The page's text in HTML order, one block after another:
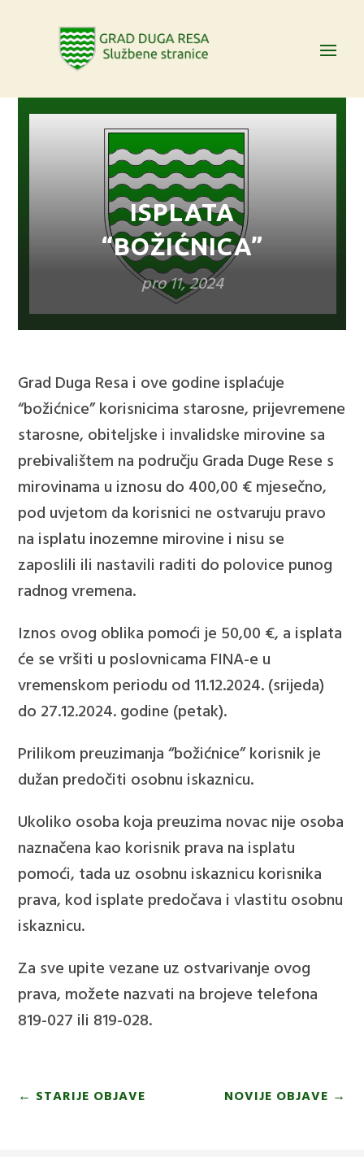
ISPLATA
“BOŽIĆNICA”
pro 11, 2024
Grad Duga Resa i ove godine isplaćuje
“božićnice” korisnicima starosne, prijevremene
starosne, obiteljske i invalidske mirovine sa
prebivalištem na području Grada Duge Rese s
mirovinama u iznosu do 400,00 € mjesečno,
pod uvjetom da korisnici ne ostvaruju pravo
na isplatu inozemne mirovine i nisu se
zaposlili ili nastavili raditi do polovice punog
radnog vremena.
Iznos ovog oblika pomoći je 50,00 €, a isplata
će se vršiti u poslovnicama FINA-e u
vremenskom periodu od 11.12.2024. (srijeda)
do 27.12.2024. godine (petak).
Prilikom preuzimanja “božićnice” korisnik je
dužan predočiti osobnu iskaznicu.
Ukoliko osoba koja preuzima novac nije osoba
naznačena kao korisnik prava na isplatu
pomoći, tada uz osobnu iskaznicu korisnika
prava, kod isplate predočava i vlastitu osobnu
iskaznicu.
Za sve upite vezane uz ostvarivanje ovog
prava, možete nazvati na brojeve telefona
819-027 ili 819-028.
← STARIJE OBJAVE NOVIJE OBJAVE →